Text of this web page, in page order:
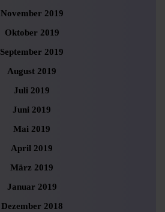
November 2019
Oktober 2019
September 2019
August 2019
Juli 2019
Juni 2019
Mai 2019
April 2019
März 2019
Januar 2019
Dezember 2018